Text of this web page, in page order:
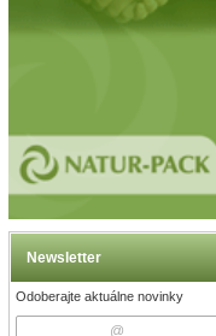
Newsletter
Odoberajte aktuálne novinky